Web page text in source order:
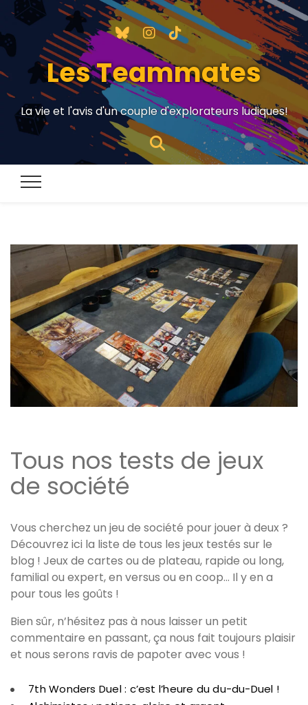
Les Teammates
La vie et l'avis d'un couple d'explorateurs ludiques!
Tous nos tests de jeux
de société
Vous cherchez un jeu de société pour jouer à deux ?
Découvrez ici la liste de tous les jeux testés sur le
blog ! Jeux de cartes ou de plateau, rapide ou long,
familial ou expert, en versus ou en coop… Il y en a
pour tous les goûts !
Bien sûr, n’hésitez pas à nous laisser un petit
commentaire en passant, ça nous fait toujours plaisir
et nous serons ravis de papoter avec vous !
7th Wonders Duel : c’est l’heure du du-du-Duel !